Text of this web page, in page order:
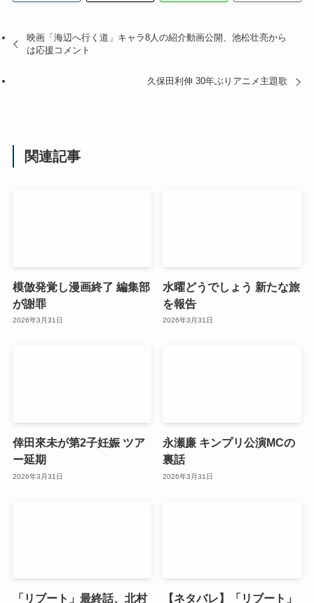
映画「海辺へ行く道」キャラ8人の紹介動画公開、池松壮亮から
は応援コメント
久保田利伸 30年ぶりアニメ主題歌
関連記事
模倣発覚し漫画終了 編集部
が謝罪
2026年3月31日
水曜どうでしょう 新たな旅
を報告
2026年3月31日
倖田來未が第2子妊娠 ツア
ー延期
2026年3月31日
永瀬廉 キンプリ公演MCの
裏話
2026年3月31日
「リブート」最終話、北村 【ネタバレ】「リブート」